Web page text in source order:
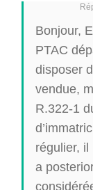
Bonjour,
PTAC
disposer
vendue,
R.322-1
régulier, il
a